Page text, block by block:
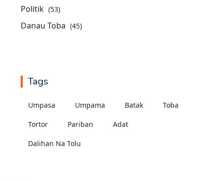
Politik (53)
Danau Toba (45)
Tags
Umpasa Umpama Batak Toba
Tortor Pariban Adat
Dalihan Na Tolu